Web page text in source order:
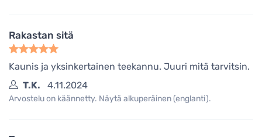
Rakastan sitä
Kaunis ja yksinkertainen teekannu. Juuri mitä tarvitsin.
T.K.
4.11.2024
Arvostelu on käännetty. Näytä alkuperäinen (englanti).